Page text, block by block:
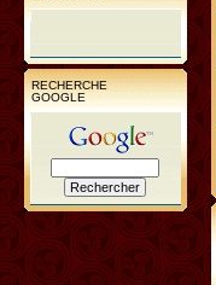
RECHERCHE
GOOGLE